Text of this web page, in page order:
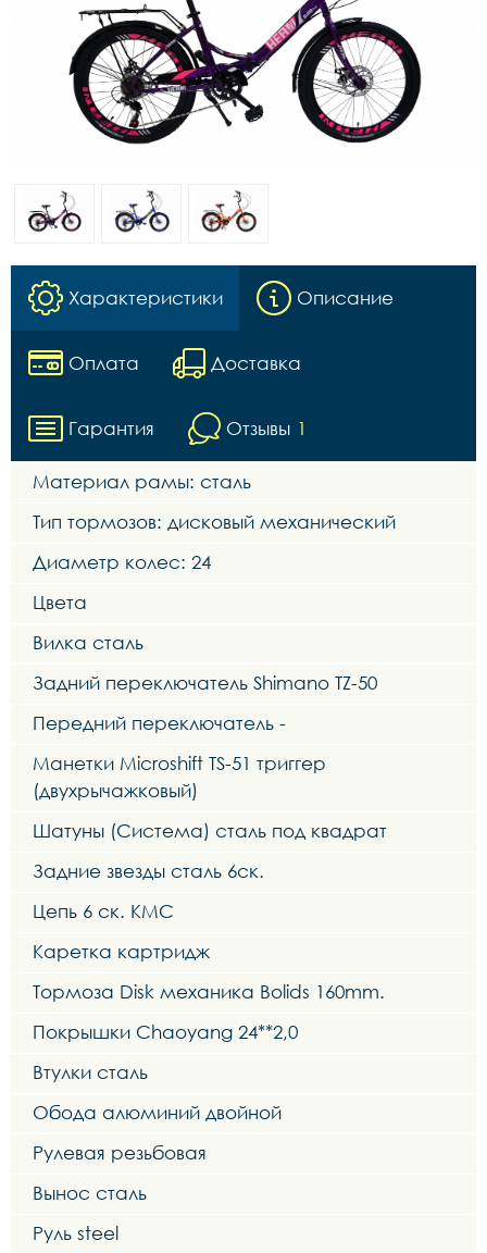
Характеристики Описание
Оплата Доставка
Гарантия Отзывы 1
Материал рамы: сталь
Тип тормозов: дисковый механический
Диаметр колес: 24
Цвета
Вилка сталь
Задний переключатель Shimano TZ-50
Передний переключатель -
Манетки Microshift TS-51 триггер
(двухрычажковый)
Шатуны (Система) сталь под квадрат
Задние звезды сталь 6ск.
Цепь 6 ск. KMC
Каретка картридж
Тормоза Disk механика Bolids 160mm.
Покрышки Chaoyang 24**2,0
Втулки сталь
Обода алюминий двойной
Рулевая резьбовая
Вынос сталь
Руль steel